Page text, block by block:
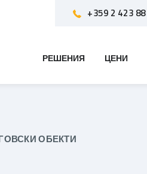
+359 2 423
РЕШЕНИЯ ЦЕНИ
ОБЕКТИ